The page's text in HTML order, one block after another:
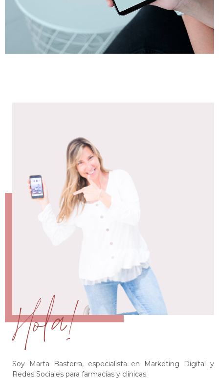
Hola!
Soy Marta Basterra, especialista en Marketing Digital y
Redes Sociales para farmacias y clínicas.